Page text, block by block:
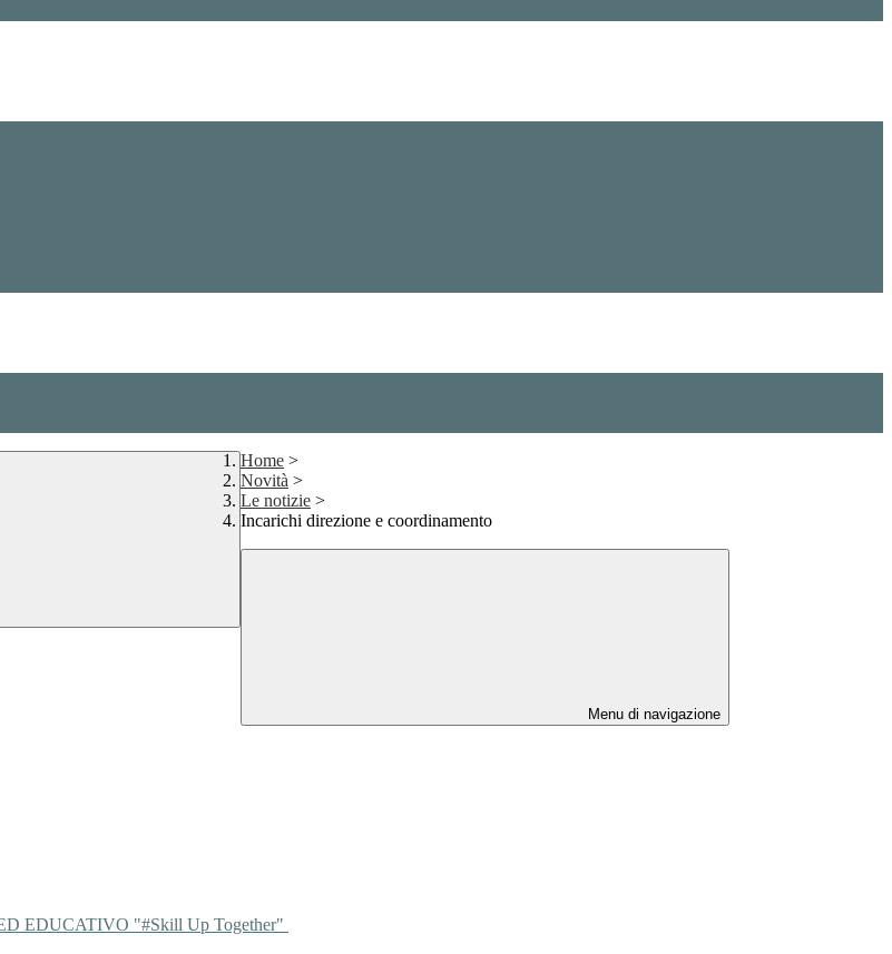
Home >
Novità >
Le notizie >
Incarichi direzione e coordinamento
Menu di navigazione
EDUCATIVO "#Skill Up Together"